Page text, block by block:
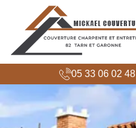
05 33 06 02 48